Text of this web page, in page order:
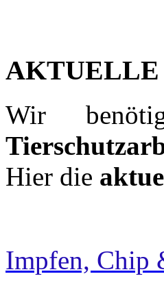
AKTUELLE
Wir
Hier die
Impfen, Chip